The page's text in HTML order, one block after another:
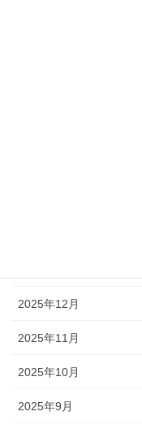
2025年12月
2025年11月
2025年10月
2025年9月